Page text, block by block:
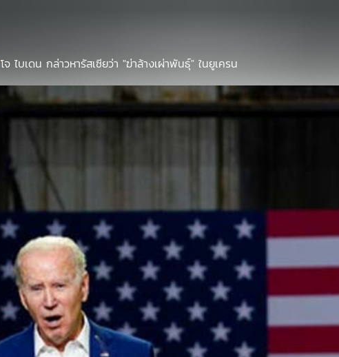
โจ ไบเดน กล่าวหารัสเซียว่า "ฆ่าล้างเผ่าพันธุ์" ในยูเครน